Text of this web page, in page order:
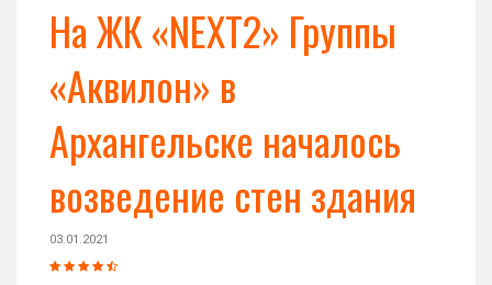
На ЖК «NEXT2» Группы
«Аквилон» в
Архангельске началось
возведение стен здания
03.01.2021